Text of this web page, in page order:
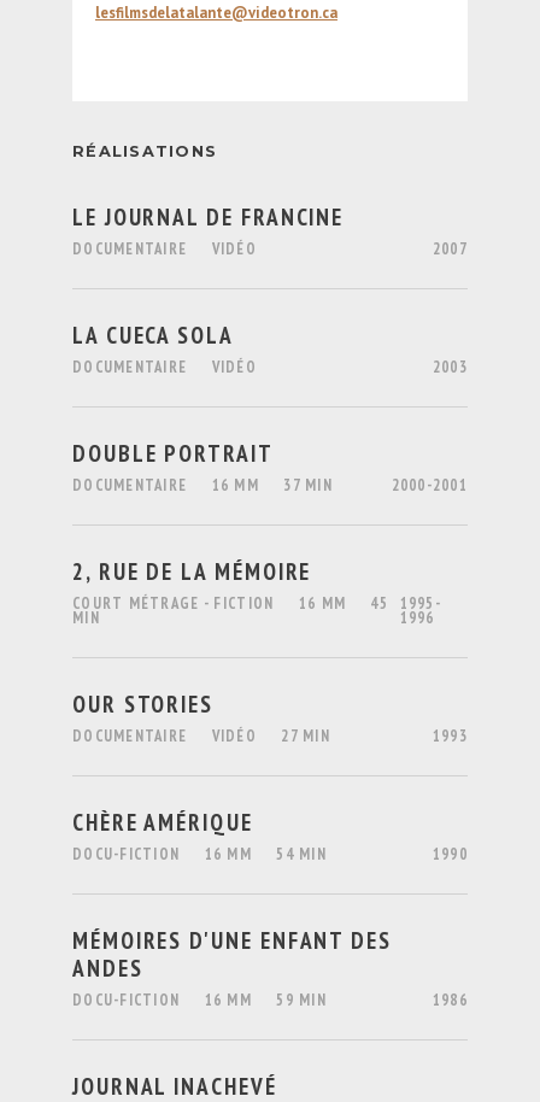
lesfilmsdelatalante@videotron.ca
RÉALISATIONS
LE JOURNAL DE FRANCINE
DOCUMENTAIRE VIDÉO 2007
LA CUECA SOLA
DOCUMENTAIRE VIDÉO 2003
DOUBLE PORTRAIT
DOCUMENTAIRE 16 MM 37 MIN 2000-2001
2, RUE DE LA MÉMOIRE
COURT MÉTRAGE - FICTION 16 MM 45
MIN
1995-
1996
OUR STORIES
DOCUMENTAIRE VIDÉO 27 MIN 1993
CHÈRE AMÉRIQUE
DOCU-FICTION 16 MM 54 MIN 1990
MÉMOIRES D'UNE ENFANT DES
ANDES
DOCU-FICTION 16 MM 59 MIN 1986
JOURNAL INACHEVÉ